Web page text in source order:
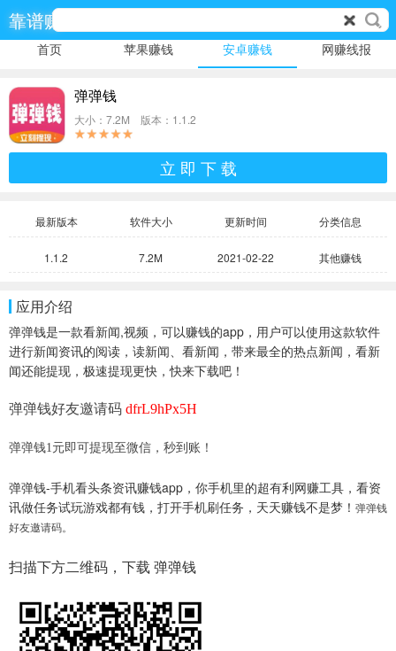
靠谱赚
首页 苹果赚钱 安卓赚钱 网赚线报
弹弹钱
大小：7.2M 版本：1.1.2
立 即 下 载
最新版本 软件大小 更新时间 分类信息
1.1.2 7.2M 2021-02-22 其他赚钱
应用介绍
弹弹钱是一款看新闻,视频，可以赚钱的app，用户可以使用这款软件
进行新闻资讯的阅读，读新闻、看新闻，带来最全的热点新闻，看新
闻还能提现，极速提现更快，快来下载吧！
弹弹钱好友邀请码 dfrL9hPx5H
弹弹钱1元即可提现至微信，秒到账！
弹弹钱-手机看头条资讯赚钱app，你手机里的超有利网赚工具，看资
讯做任务试玩游戏都有钱，打开手机刷任务，天天赚钱不是梦！ 弹弹钱
好友邀请码。
扫描下方二维码，下载 弹弹钱